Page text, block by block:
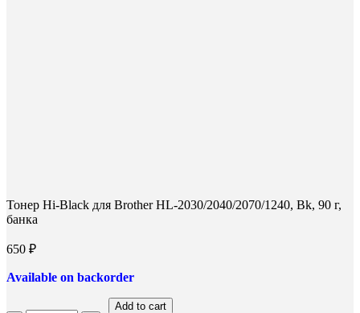
Тонер Hi-Black для Brother HL-2030/2040/2070/1240, Bk, 90 г,
банка
650 ₽
Available on backorder
Add to cart